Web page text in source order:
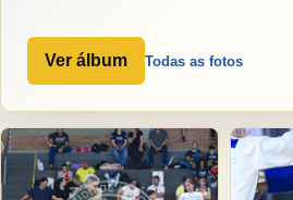
Ver álbum Todas as fotos